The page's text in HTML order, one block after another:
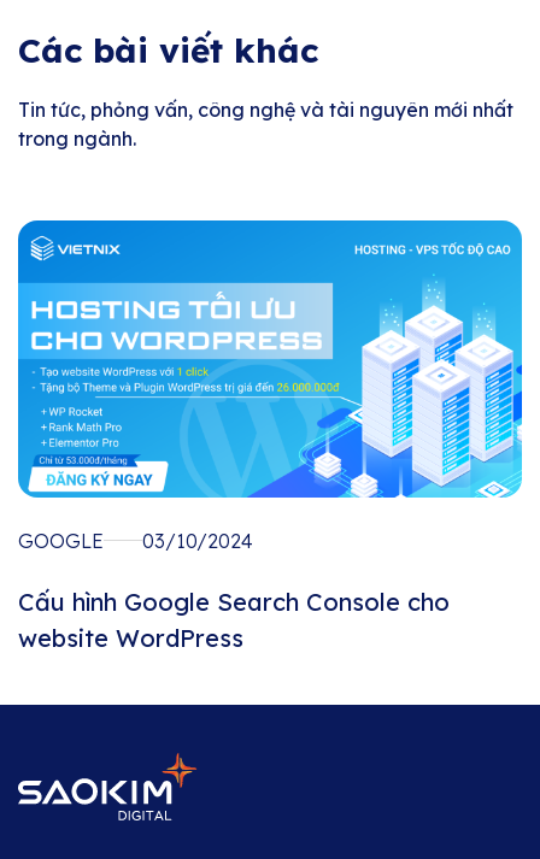
Các bài viết khác
Tin tức, phỏng vấn, công nghệ và tài nguyên mới nhất
trong ngành.
GOOGLE 03/10/2024
Cấu hình Google Search Console cho
website WordPress